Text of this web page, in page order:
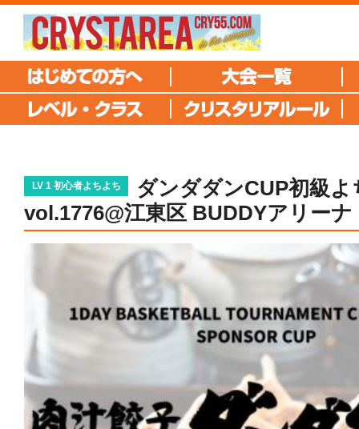
LV 1 初心者よちよち
ダンダダンCUP初級よ
vol.1776@江東区 BUDDYアリーナ